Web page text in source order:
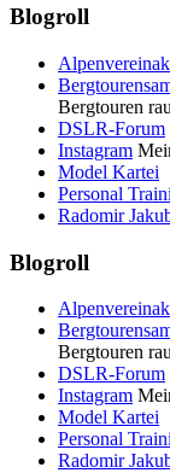
Blogroll
Bergtouren
DSLR-Forum
Instagram
Model Kartei
Personal
Radomir
Blogroll
Bergtouren
DSLR-Forum
Instagram
Model Kartei
Personal
Radomir